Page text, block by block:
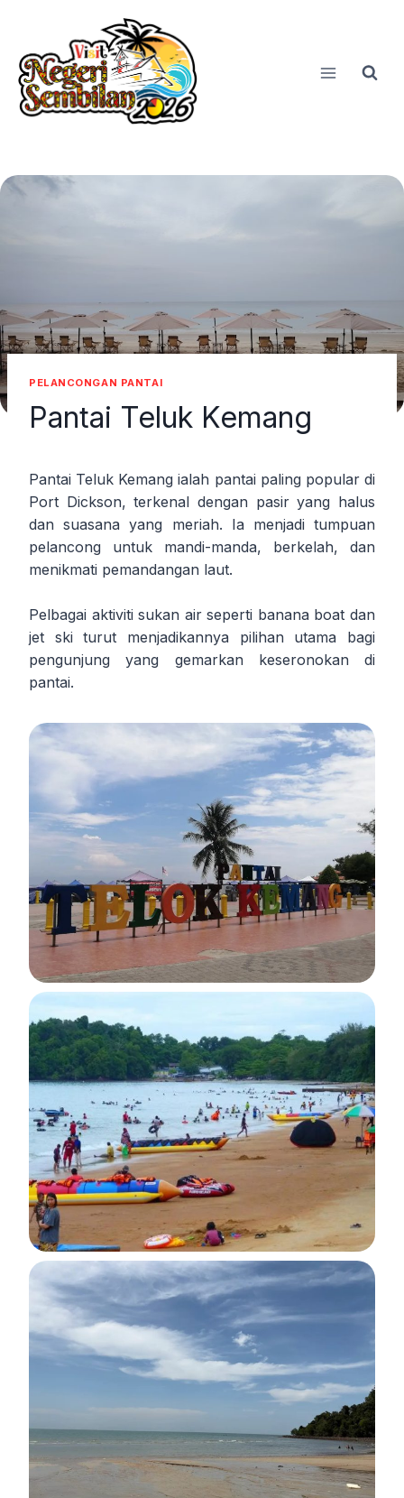
content
PELANCONGAN PANTAI
Pantai Teluk Kemang
Pantai Teluk Kemang ialah pantai paling popular di
Port Dickson, terkenal dengan pasir yang halus
dan suasana yang meriah. Ia menjadi tumpuan
pelancong untuk mandi-manda, berkelah, dan
menikmati pemandangan laut.
Pelbagai aktiviti sukan air seperti banana boat dan
jet ski turut menjadikannya pilihan utama bagi
pengunjung yang gemarkan keseronokan di
pantai.